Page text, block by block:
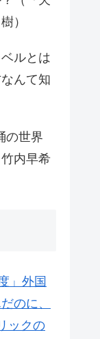
）
ルとは
んて知
の世界
内早希
」外国
のに、
ックの